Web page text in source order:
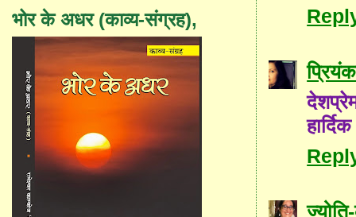
भोर के अधर (काव्य-संग्रह),